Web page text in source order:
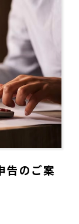
告のご案